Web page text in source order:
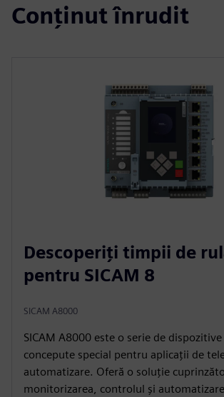
Conținut înrudit
Descoperiți timpii de
pentru SICAM 8
SICAM A8000
SICAM A8000 este o serie de
concepute special pentru aplicații de
automatizare. Oferă o soluție
monitorizarea, controlul și